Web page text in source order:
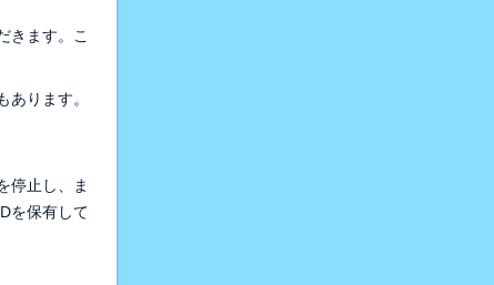
きます。こ
ります。
停止し、ま
を保有して